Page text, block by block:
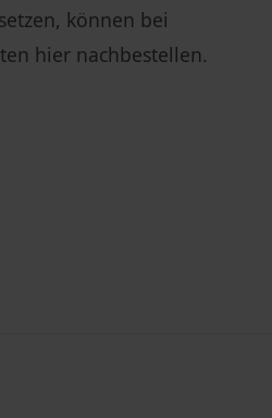
können bei
hier nachbestellen.